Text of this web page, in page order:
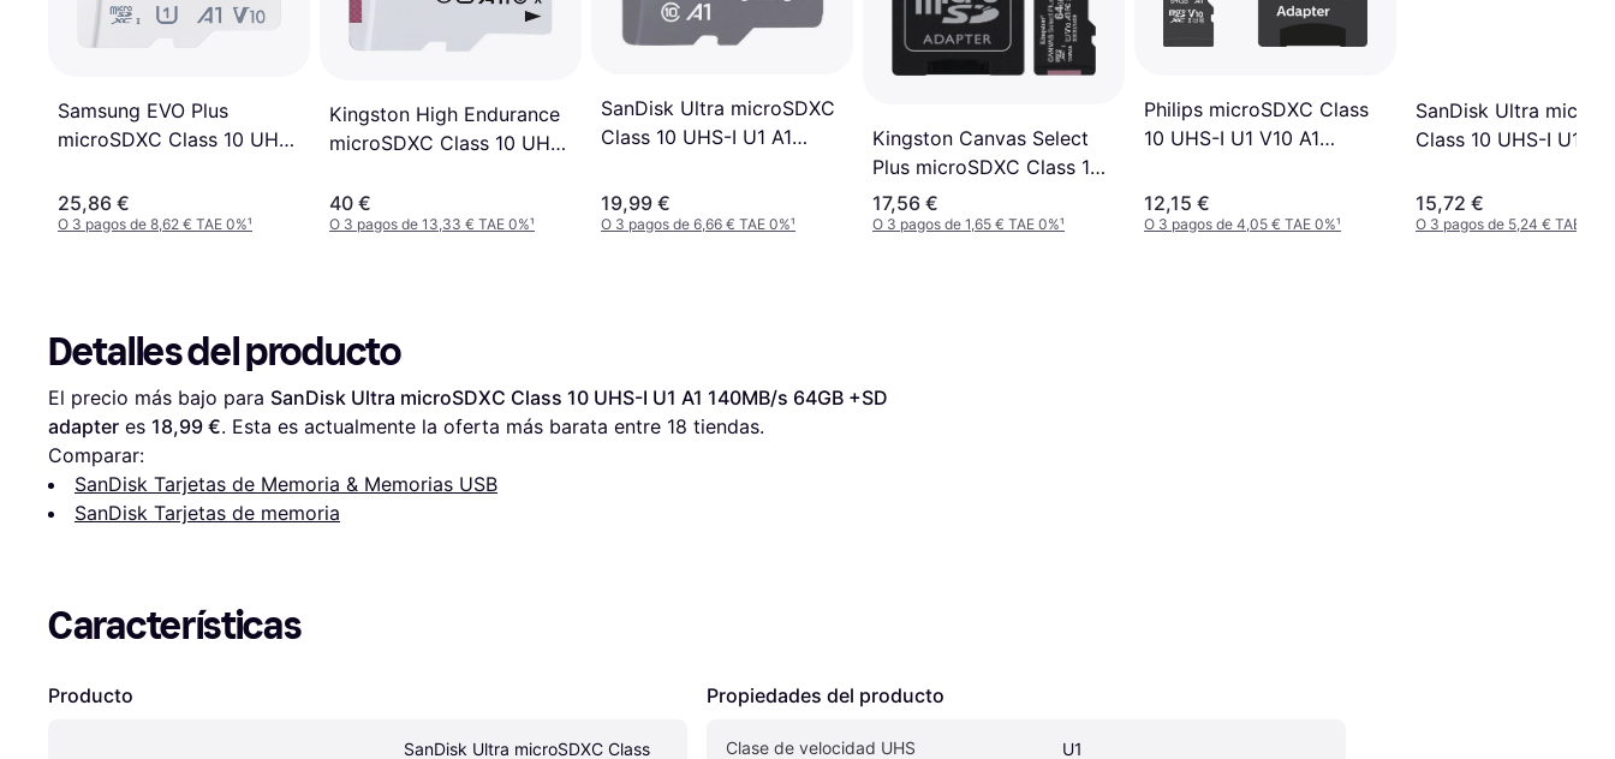
Samsung EVO Plus
microSDXC Class 10 UHS-
64GB +SD adapter
25,86 €
O 3 pagos de 8,62 € TAE 0%¹
Kingston High Endurance
microSDXC Class 10 UHS-
40 €
O 3 pagos de 13,33 € TAE 0%¹
SanDisk Ultra microSDXC
Class 10 UHS-I U1 A1
19,99 €
O 3 pagos de 6,66 € TAE 0%¹
Kingston Canvas Select
Plus microSDXC Class 10
UHS-I U1 V10 A1 100MB/s
64GB +Adapter
17,56 €
O 3 pagos de 1,65 € TAE 0%¹
Philips microSDXC Class
10 UHS-I U1 V10 A1
adapter
12,15 €
O 3 pagos de 4,05 € TAE 0%¹
SanDisk Ultra
Class 10 UHS-I U1 A1
15,72 €
O 3 pagos de 5,24 € TAE 0%
Detalles del producto
El precio más bajo para SanDisk Ultra microSDXC Class 10 UHS-I U1 A1 140MB/s 64GB +SD
adapter es 18,99 €. Esta es actualmente la oferta más barata entre 18 tiendas.
Comparar:
SanDisk Tarjetas de Memoria & Memorias USB
SanDisk Tarjetas de memoria
Características
Producto
SanDisk Ultra microSDXC Class
Propiedades del producto
Clase de velocidad UHS U1